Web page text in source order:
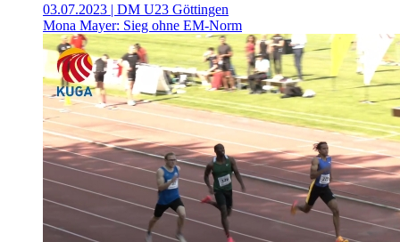
03.07.2023 | DM U23 Göttingen
Mona Mayer: Sieg ohne EM-Norm